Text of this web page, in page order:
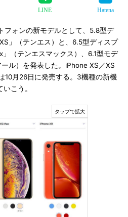
LINE Hatena
ォンの新モデルとして、5.8型デ
」（テンエス）と、6.5型ディスプ
（テンエスマックス）、6.1型モデ
ル）を発表した。iPhone XS／XS
10月26日に発売する。3機種の新機
こう。